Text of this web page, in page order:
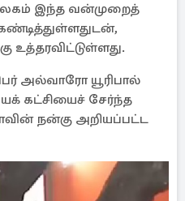
இந்த வன்முறைத்
உத்தரவிட்டுள்ளது.
அல்வாரோ யூரிபால்
கட்சியைச் சேர்ந்த
நன்கு அறியப்பட்ட